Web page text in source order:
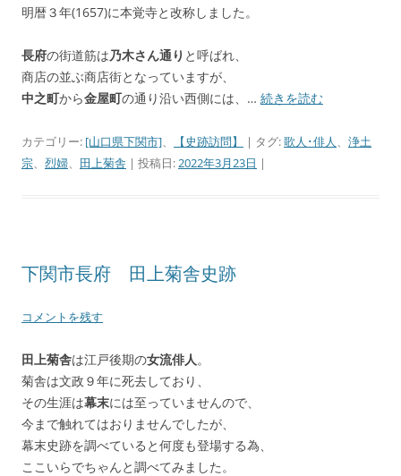
明暦３年(1657)に本覚寺と改称しました。
長府の街道筋は乃木さん通り と呼ばれ、
商店の並ぶ商店街となっていますが、
中之町から金屋町の通り沿い西側には、… 続きを読む
カテゴリー: [山口県下関市] 【史跡訪問】 | タグ:歌人･俳人
浄土
宗
烈婦 田上菊舎 | 投稿日: 2022年3月23日 |
下関市長府 田上菊舎史跡
コメントを残す
田上菊舎は江戸後期の女流俳人 。
菊舎は文政９年に死去しており、
その生涯は幕末には至っていませんので、
今まで触れてはおりませんでしたが、
幕末史跡を調べていると何度も登場する為、
ここいらでちゃんと調べてみました。